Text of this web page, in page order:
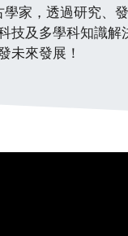
家，透過研究、
技及多學科知識解
未來發展！